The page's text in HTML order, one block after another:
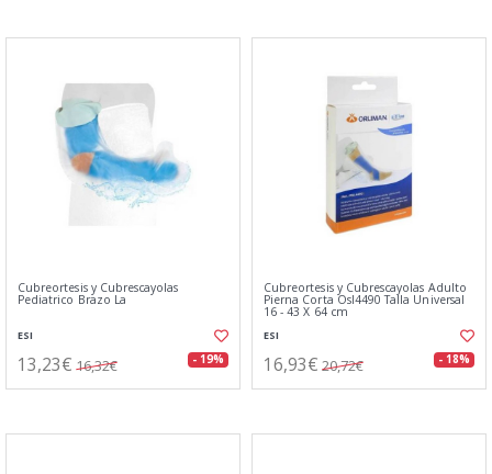
Cubreortesis y Cubrescayolas
Pediatrico Brazo La
ESI
13,23€ 16,32€ - 19%
Cubreortesis y Cubrescayolas Adulto
Pierna Corta Osl4490 Talla Universal
16 - 43 X 64 cm
ESI
16,93€ 20,72€ - 18%